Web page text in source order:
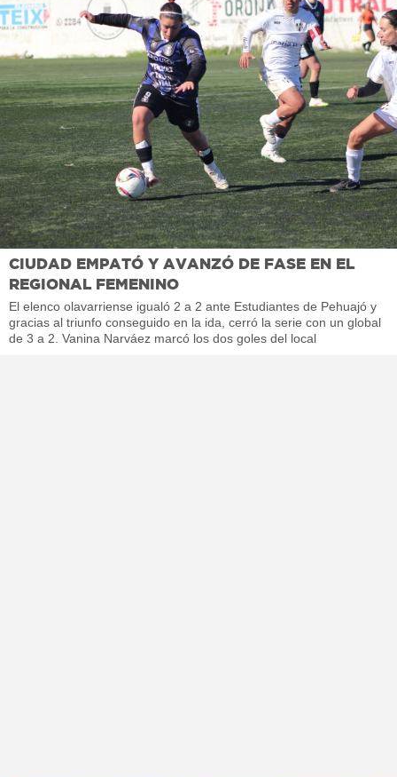
CIUDAD EMPATÓ Y AVANZÓ DE FASE EN EL
REGIONAL FEMENINO
El elenco olavarriense igualó 2 a 2 ante Estudiantes de Pehuajó y
gracias al triunfo conseguido en la ida, cerró la serie con un global
de 3 a 2. Vanina Narváez marcó los dos goles del local